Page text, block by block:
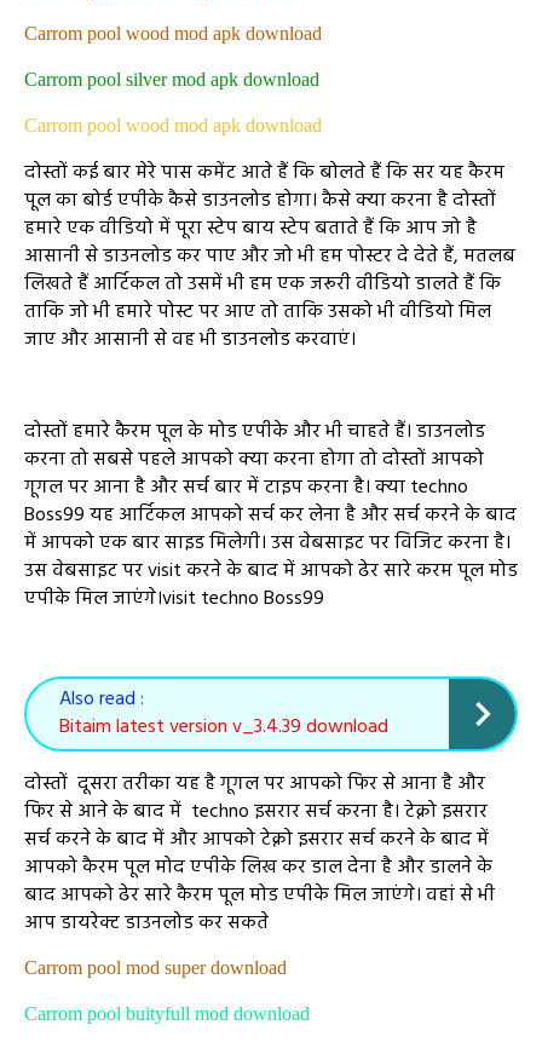
Carrom pool wood mod apk download
Carrom pool silver mod apk download
Carrom pool wood mod apk download
दोस्तों कई बार मेरे पास कमेंट आते हैं कि बोलते हैं कि सर यह कैरम
पूल का बोर्ड एपीके कैसे डाउनलोड होगा। कैसे क्या करना है दोस्तों
हमारे एक वीडियो में पूरा स्टेप बाय स्टेप बताते हैं कि आप जो है
आसानी से डाउनलोड कर पाए और जो भी हम पोस्टर दे देते हैं, मतलब
लिखते हैं आर्टिकल तो उसमें भी हम एक जरूरी वीडियो डालते हैं कि
ताकि जो भी हमारे पोस्ट पर आए तो ताकि उसको भी वीडियो मिल
जाए और आसानी से वह भी डाउनलोड करवाएं।
दोस्तों हमारे कैरम पूल के मोड एपीके और भी चाहते हैं। डाउनलोड
करना तो सबसे पहले आपको क्या करना होगा तो दोस्तों आपको
गूगल पर आना है और सर्च बार में टाइप करना है। क्या techno
Boss99 यह आर्टिकल आपको सर्च कर लेना है और सर्च करने के बाद
में आपको एक बार साइड मिलेगी। उस वेबसाइट पर विजिट करना है।
उस वेबसाइट पर visit करने के बाद में आपको ढेर सारे करम पूल मोड
एपीके मिल जाएंगे।visit techno Boss99
Also read :
Bitaim latest version v_3.4.39 download
दोस्तों दूसरा तरीका यह है गूगल पर आपको फिर से आना है और
फिर से आने के बाद में techno इसरार सर्च करना है। टेक्नो इसरार
सर्च करने के बाद में और आपको टेक्नो इसरार सर्च करने के बाद में
आपको कैरम पूल मोद एपीके लिख कर डाल देना है और डालने के
बाद आपको ढेर सारे कैरम पूल मोड एपीके मिल जाएंगे। वहां से भी
आप डायरेक्ट डाउनलोड कर सकते
Carrom pool mod super download
Carrom pool buityfull mod download